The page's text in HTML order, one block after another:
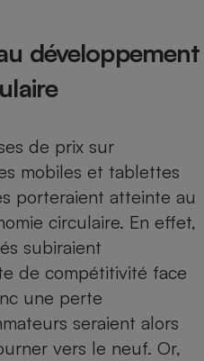
développement
de prix sur
mobiles et tablettes
porteraient atteinte au
circulaire. En effet,
subiraient
de compétitivité face
une perte
seraient alors
vers le neuf. Or,